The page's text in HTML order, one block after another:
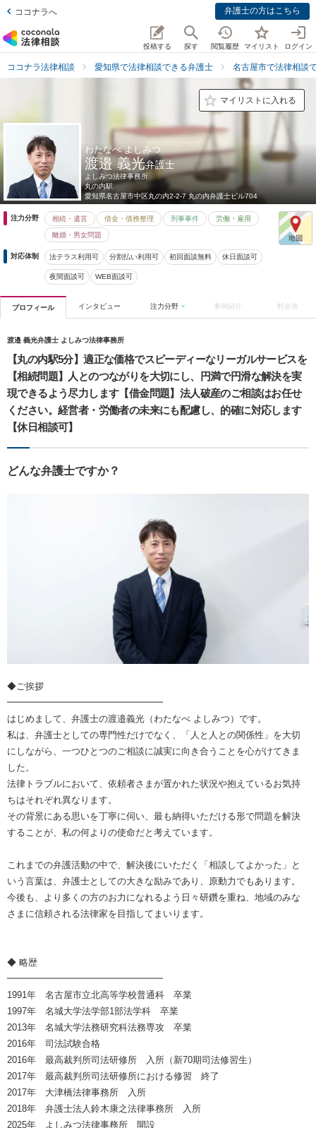
ココナラへ 弁護士の方はこちら
投稿する 探す 閲覧履歴 マイリスト ログイン
ココナラ法律相談 愛知県で法律相談できる弁護士 名古屋市で法律相談
マイリストに入れる
わたなべ よしみつ
渡邉 義光弁護士
よしみつ法律事務所
丸の内駅
愛知県名古屋市中区丸の内2-2-7 丸の内弁護士ビル704
注力分野 相続・遺言 借金・債務整理 刑事事件 労働・雇用
離婚・男女問題
対応体制 法テラス利用可 分割払い利用可 初回面談無料 休日面談可
夜間面談可 WEB面談可
プロフィール インタビュー 注力分野 事例紹介 料金表
渡邉 義光弁護士 よしみつ法律事務所
【丸の内駅5分】適正な価格でスピーディーなリーガルサービスを
【相続問題】人とのつながりを大切にし、円満で円滑な解決を実
現できるよう尽力します【借金問題】法人破産のご相談はお任せ
ください。経営者・労働者の未来にも配慮し、的確に対応します
【休日相談可】
どんな弁護士ですか？
◆ご挨拶
━━━━━━━━━━━━━━━━━
はじめまして、弁護士の渡邉義光（わたなべ よしみつ）です。
私は、弁護士としての専門性だけでなく、「人と人との関係性」を大切
にしながら、一つひとつのご相談に誠実に向き合うことを心がけてきま
した。
法律トラブルにおいて、依頼者さまが置かれた状況や抱えているお気持
ちはそれぞれ異なります。
その背景にある思いを丁寧に伺い、最も納得いただける形で問題を解決
することが、私の何よりの使命だと考えています。
これまでの弁護活動の中で、解決後にいただく「相談してよかった」と
いう言葉は、弁護士としての大きな励みであり、原動力でもあります。
今後も、より多くの方のお力になれるよう日々研鑽を重ね、地域のみな
さまに信頼される法律家を目指してまいります。
◆ 略歴
━━━━━━━━━━━━━━━━━
1991年 名古屋市立北高等学校普通科 卒業
1997年 名城大学法学部1部法学科 卒業
2013年 名城大学法務研究科法務専攻 卒業
2016年 司法試験合格
2016年 最高裁判所司法研修所 入所（新70期司法修習生）
2017年 最高裁判所司法研修所における修習 終了
2017年 大津橋法律事務所 入所
2018年 弁護士法人鈴木康之法律事務所 入所
2025年 よしみつ法律事務所 開設